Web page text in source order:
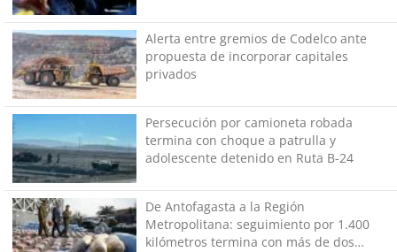
Alerta entre gremios de Codelco ante
propuesta de incorporar capitales
privados
Persecución por camioneta robada
termina con choque a patrulla y
adolescente detenido en Ruta B-24
De Antofagasta a la Región
Metropolitana: seguimiento por 1.400
kilómetros termina con más de dos